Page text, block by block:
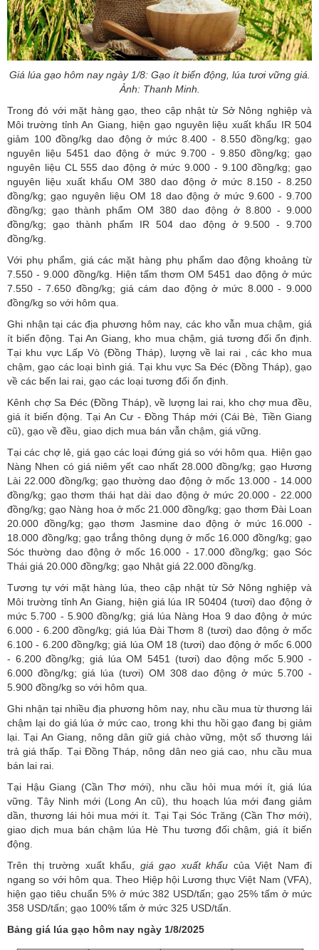
Giá lúa gạo hôm nay ngày 1/8: Gạo ít biến động, lúa tươi vững giá.
Ảnh: Thanh Minh.
Trong đó với mặt hàng gạo, theo cập nhật từ Sở Nông nghiệp và
Môi trường tỉnh An Giang, hiện gạo nguyên liệu xuất khẩu IR 504
giảm 100 đồng/kg dao động ở mức 8.400 - 8.550 đồng/kg; gạo
nguyên liệu 5451 dao động ở mức 9.700 - 9.850 đồng/kg; gạo
nguyên liệu CL 555 dao động ở mức 9.000 - 9.100 đồng/kg; gạo
nguyên liệu xuất khẩu OM 380 dao động ở mức 8.150 - 8.250
đồng/kg; gạo nguyên liệu OM 18 dao động ở mức 9.600 - 9.700
đồng/kg; gạo thành phẩm OM 380 dao động ở 8.800 - 9.000
đồng/kg; gạo thành phẩm IR 504 dao động ở 9.500 - 9.700
đồng/kg.
Với phụ phẩm, giá các mặt hàng phụ phẩm dao động khoảng từ
7.550 - 9.000 đồng/kg. Hiện tấm thơm OM 5451 dao động ở mức
7.550 - 7.650 đồng/kg; giá cám dao động ở mức 8.000 - 9.000
đồng/kg so với hôm qua.
Ghi nhận tại các địa phương hôm nay, các kho vẫn mua chậm, giá
ít biến động. Tại An Giang, kho mua chậm, giá tương đối ổn định.
Tại khu vực Lấp Vò (Đồng Tháp), lượng về lai rai , các kho mua
chậm, gạo các loại bình giá. Tại khu vực Sa Đéc (Đồng Tháp), gạo
về các bến lai rai, gạo các loại tương đối ổn định.
Kênh chợ Sa Đéc (Đồng Tháp), về lượng lai rai, kho chợ mua đều,
giá ít biến động. Tại An Cư - Đồng Tháp mới (Cái Bè, Tiền Giang
cũ), gạo về đều, giao dịch mua bán vẫn chậm, giá vững.
Tại các chợ lẻ, giá gạo các loại đứng giá so với hôm qua. Hiện gạo
Nàng Nhen có giá niêm yết cao nhất 28.000 đồng/kg; gạo Hương
Lài 22.000 đồng/kg; gạo thường dao động ở mốc 13.000 - 14.000
đồng/kg; gạo thơm thái hạt dài dao động ở mức 20.000 - 22.000
đồng/kg; gạo Nàng hoa ở mốc 21.000 đồng/kg; gạo thơm Đài Loan
20.000 đồng/kg; gạo thơm Jasmine dao động ở mức 16.000 -
18.000 đồng/kg; gạo trắng thông dụng ở mốc 16.000 đồng/kg; gạo
Sóc thường dao động ở mốc 16.000 - 17.000 đồng/kg; gạo Sóc
Thái giá 20.000 đồng/kg; gạo Nhật giá 22.000 đồng/kg.
Tương tự với mặt hàng lúa, theo cập nhật từ Sở Nông nghiệp và
Môi trường tỉnh An Giang, hiện giá lúa IR 50404 (tươi) dao động ở
mức 5.700 - 5.900 đồng/kg; giá lúa Nàng Hoa 9 dao động ở mức
6.000 - 6.200 đồng/kg; giá lúa Đài Thơm 8 (tươi) dao động ở mốc
6.100 - 6.200 đồng/kg; giá lúa OM 18 (tươi) dao động ở mốc 6.000
- 6.200 đồng/kg; giá lúa OM 5451 (tươi) dao động mốc 5.900 -
6.000 đồng/kg; giá lúa (tươi) OM 308 dao động ở mức 5.700 -
5.900 đồng/kg so với hôm qua.
Ghi nhận tại nhiều địa phương hôm nay, nhu cầu mua từ thương lái
chậm lại do giá lúa ở mức cao, trong khi thu hồi gạo đang bị giảm
lại. Tại An Giang, nông dân giữ giá chào vững, một số thương lái
trả giá thấp. Tại Đồng Tháp, nông dân neo giá cao, nhu cầu mua
bán lai rai.
Tại Hậu Giang (Cần Thơ mới), nhu cầu hỏi mua mới ít, giá lúa
vững. Tây Ninh mới (Long An cũ), thu hoạch lúa mới đang giảm
dần, thương lái hỏi mua mới ít. Tại Tại Sóc Trăng (Cần Thơ mới),
giao dịch mua bán chậm lúa Hè Thu tương đối chậm, giá ít biến
động.
Trên thị trường xuất khẩu, giá gạo xuất khẩu của Việt Nam đi
ngang so với hôm qua. Theo Hiệp hội Lương thực Việt Nam (VFA),
hiện gạo tiêu chuẩn 5% ở mức 382 USD/tấn; gạo 25% tấm ở mức
358 USD/tấn; gạo 100% tấm ở mức 325 USD/tấn.
Bảng giá lúa gạo hôm nay ngày 1/8/2025